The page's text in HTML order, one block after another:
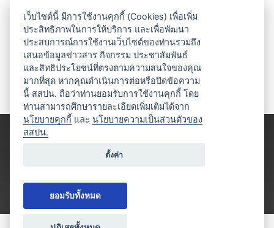
เว็บไซต์นี้ มีการใช้งานคุกกี้ (Cookies) เพื่อเพิ่ม
ประสิทธิภาพในการให้บริการ และเพื่อพัฒนา
ประสบการณ์การใช้งานเว็บไซต์ของท่านรวมถึง
เสนอข้อมูลข่าวสาร กิจกรรม ประชาสัมพันธ์
และสิทธิประโยชน์ที่ตรงตามความสนใจของคุณ
มากที่สุด หากคุณดำเนินการต่อหรือปิดข้อความ
นี้ สสปน. ถือว่าท่านยอมรับการใช้งานคุกกี้ โดย
ท่านสามารถศึกษารายละเอียดเพิ่มเติมได้จาก
นโยบายคุกกี้ และนโยบายความเป็นส่วนตัวของ
สสปน.
ตั้งค่า
ยอมรับทั้งหมด